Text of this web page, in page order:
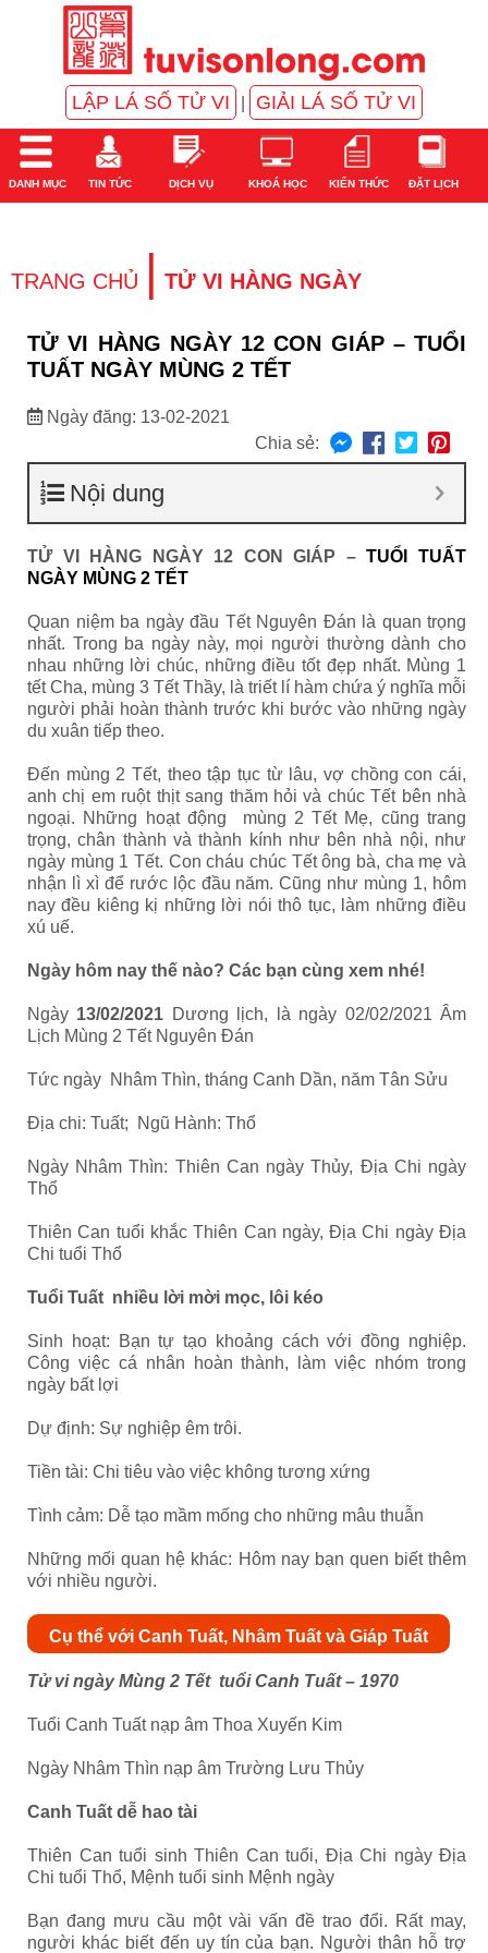
LẬP LÁ SỐ TỬ VI GIẢI LÁ SỐ TỬ VI
DANH MỤC TIN TỨC DỊCH VỤ KHOÁ HỌC KIẾN THỨC ĐẶT LỊCH
TRANG CHỦ | TỬ VI HÀNG NGÀY
TỬ VI HÀNG NGÀY 12 CON GIÁP – TUỔI
TUẤT NGÀY MÙNG 2 TẾT
Ngày đăng: 13-02-2021
Chia sẻ:
Nội dung
TỬ VI HÀNG NGÀY 12 CON GIÁP –TUỔI TUẤT
NGÀY MÙNG 2 TẾT
Quan niệm ba ngày đầu Tết Nguyên Đán là quan trọng
nhất. Trong ba ngày này, mọi người thường dành cho
nhau những lời chúc, những điều tốt đẹp nhất. Mùng 1
tết Cha, mùng 3 Tết Thầy, là triết lí hàm chứa ý nghĩa mỗi
người phải hoàn thành trước khi bước vào những ngày
du xuân tiếp theo.
Đến mùng 2 Tết, theo tập tục từ lâu, vợ chồng con cái,
anh chị em ruột thịt sang thăm hỏi và chúc Tết bên nhà
ngoại. Những hoạt động mùng 2 Tết Mẹ, cũng trang
trọng, chân thành và thành kính như bên nhà nội, như
ngày mùng 1 Tết. Con cháu chúc Tết ông bà, cha mẹ và
nhận lì xì để rước lộc đầu năm. Cũng như mùng 1, hôm
nay đều kiêng kị những lời nói thô tục, làm những điều
xú uế.
Ngày hôm nay thế nào? Các bạn cùng xem nhé!
Ngày 13/02/2021 Dương lịch, là ngày 02/02/2021 Âm
Lịch Mùng 2 Tết Nguyên Đán
Tức ngày Nhâm Thìn, tháng Canh Dần, năm Tân Sửu
Địa chi: Tuất; Ngũ Hành: Thổ
Ngày Nhâm Thìn: Thiên Can ngày Thủy, Địa Chi ngày
Thổ
Thiên Can tuổi khắc Thiên Can ngày, Địa Chi ngày Địa
Chi tuổi Thổ
Tuổi Tuất nhiều lời mời mọc, lôi kéo
Sinh hoạt: Bạn tự tạo khoảng cách với đồng nghiệp.
Công việc cá nhân hoàn thành, làm việc nhóm trong
ngày bất lợi
Dự định: Sự nghiệp êm trôi.
Tiền tài: Chi tiêu vào việc không tương xứng
Tình cảm: Dễ tạo mầm mống cho những mâu thuẫn
Những mối quan hệ khác: Hôm nay bạn quen biết thêm
với nhiều người.
Cụ thể với Canh Tuất, Nhâm Tuất và Giáp Tuất
Tử vi ngày Mùng 2 Tết tuổi Canh Tuất – 1970
Tuổi Canh Tuất nạp âm Thoa Xuyến Kim
Ngày Nhâm Thìn nạp âm Trường Lưu Thủy
Canh Tuất dễ hao tài
Thiên Can tuổi sinh Thiên Can tuổi, Địa Chi ngày Địa
Chi tuổi Thổ, Mệnh tuổi sinh Mệnh ngày
Bạn đang mưu cầu một vài vấn đề trao đổi. Rất may,
người khác biết đến uy tín của bạn. Người thân hỗ trợ